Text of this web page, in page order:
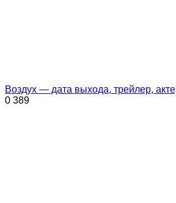
Воздух — дата выхода, трейлер,
0 389